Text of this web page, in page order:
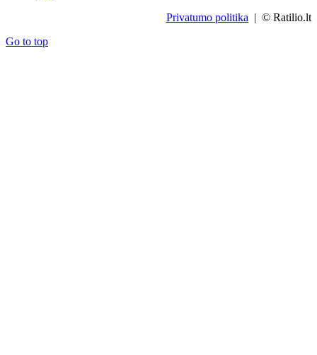
Privatumo politika | © Ratilio.lt
Go to top